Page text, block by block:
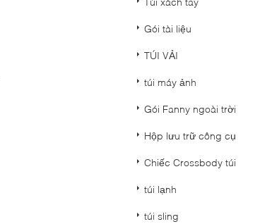
Gói tài liệu
TÚI VẢI
túi máy ảnh
Gói Fanny ngoài trời
Hộp lưu trữ công cụ
Chiếc Crossbody túi
túi lạnh
túi sling